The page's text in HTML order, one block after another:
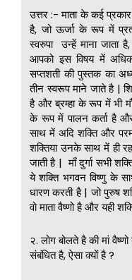
उत्तर :- माता के कई
है, जो ऊर्जा के रूप में
स्वरुपा उन्हें माना जाता
आपको इस विषय में अधिक
सप्तशती की पुस्तक का
तीन स्वरूप माने जाते है |
है और ब्रम्हा के रूप में भी
के रूप में पालन कर्ता है
साथ में अदि शक्ति और
शक्तिया उनके साथ में ही
जाती है | माँ दुर्गा सभी
ये शक्ति भगवन विष्णु के
धारण करती है | जो पुरुष
वो माता वैष्णो है और यही
२. लोग बोलते है की मां
संबंधित है, ऐसा क्यों है ?